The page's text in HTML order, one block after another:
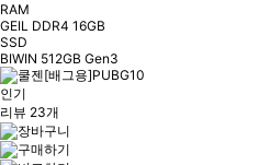
RAM
GEIL DDR4 16GB
SSD
BIWIN 512GB Gen3
인기
리뷰 23개